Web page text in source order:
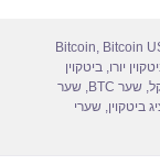
Bitcoin, Bitcoin
יורו,ביטקוין
,שער BTC ,שער
ביטקוין,שערי